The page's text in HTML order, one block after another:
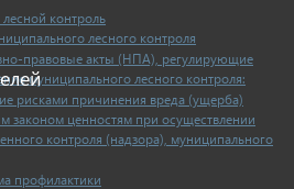
контроль
лесного контроля
правовые акты (НПА), регулирующие
муниципального лесного контроля:
рисками причинения вреда (ущерба)
законом ценностям при осуществлении
контроля (надзора), муниципального
профилактики